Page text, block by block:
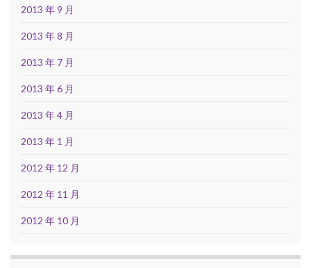
2013 年 9 月
2013 年 8 月
2013 年 7 月
2013 年 6 月
2013 年 4 月
2013 年 1 月
2012 年 12 月
2012 年 11 月
2012 年 10 月